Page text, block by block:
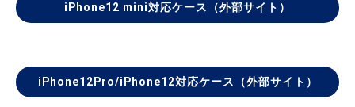
iPhone12 mini対応ケース（外部サイト）
iPhone12Pro/iPhone12対応ケース（外部サイト）